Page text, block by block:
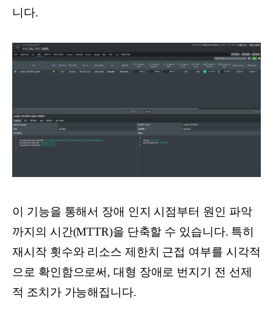
니다.
이 기능을 통해서 장애 인지 시점부터 원인 파악
까지의 시간(MTTR)을 단축할 수 있습니다. 특히
재시작 횟수와 리소스 제한치 근접 여부를 시각적
으로 확인함으로써, 대형 장애로 번지기 전 선제
적 조치가 가능해집니다.